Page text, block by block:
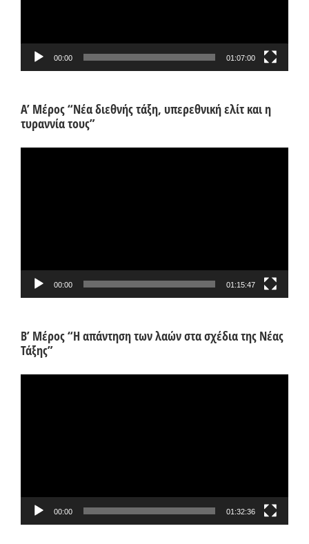
00:00 01:07:00
Α’ Μέρος “Νέα διεθνής τάξη, υπερεθνική ελίτ και η
τυραννία τους”
00:00 01:15:47
Β’ Μέρος “Η απάντηση των λαών στα σχέδια της Νέας
Τάξης”
00:00 01:32:36